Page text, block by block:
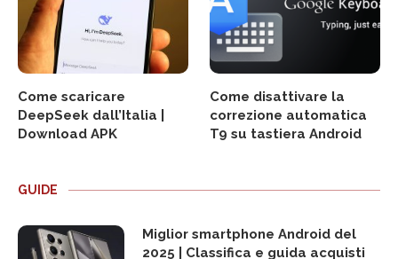
Come scaricare
DeepSeek dall’Italia |
Download APK
Come disattivare la
correzione automatica
T9 su tastiera Android
GUIDE
Miglior smartphone Android del
2025 | Classifica e guida acquisti